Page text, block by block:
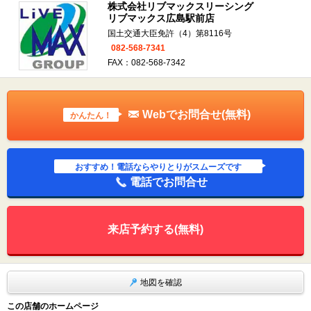
株式会社リブマックスリーシング
リブマックス広島駅前店
国土交通大臣免許（4）第8116号
082-568-7341
FAX：082-568-7342
かんたん！ Webでお問合せ(無料)
おすすめ！電話ならやりとりがスムーズです
電話でお問合せ
来店予約する(無料)
地図を確認
この店舗のホームページ